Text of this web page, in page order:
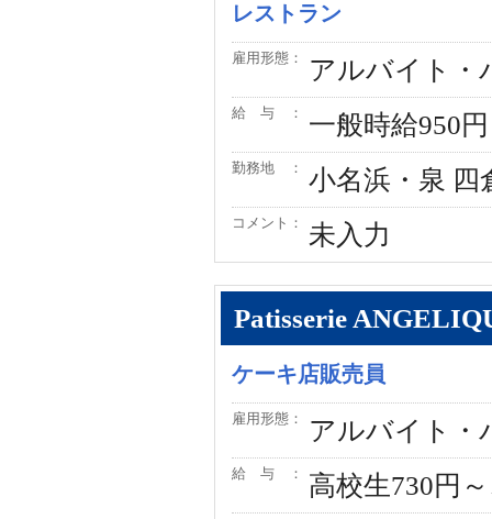
レストラン
雇用形態： アルバイト・
給 与 ： 一般時給950
勤務地 ： 小名浜・泉 四
コメント： 未入力
Patisserie
ケーキ店販売員
雇用形態： アルバイト・
給 与 ： 高校生730円